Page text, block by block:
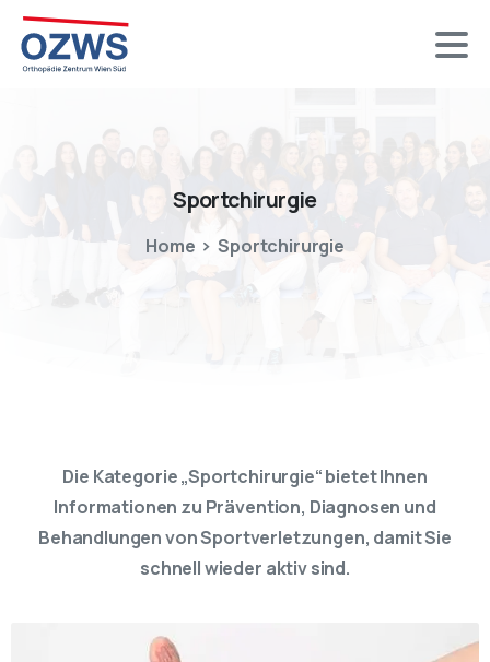
Sportchirurgie
Home Sportchirurgie
Die Kategorie „Sportchirurgie“ bietet Ihnen
Informationen zu Prävention, Diagnosen und
Behandlungen von Sportverletzungen, damit Sie
schnell wieder aktiv sind.